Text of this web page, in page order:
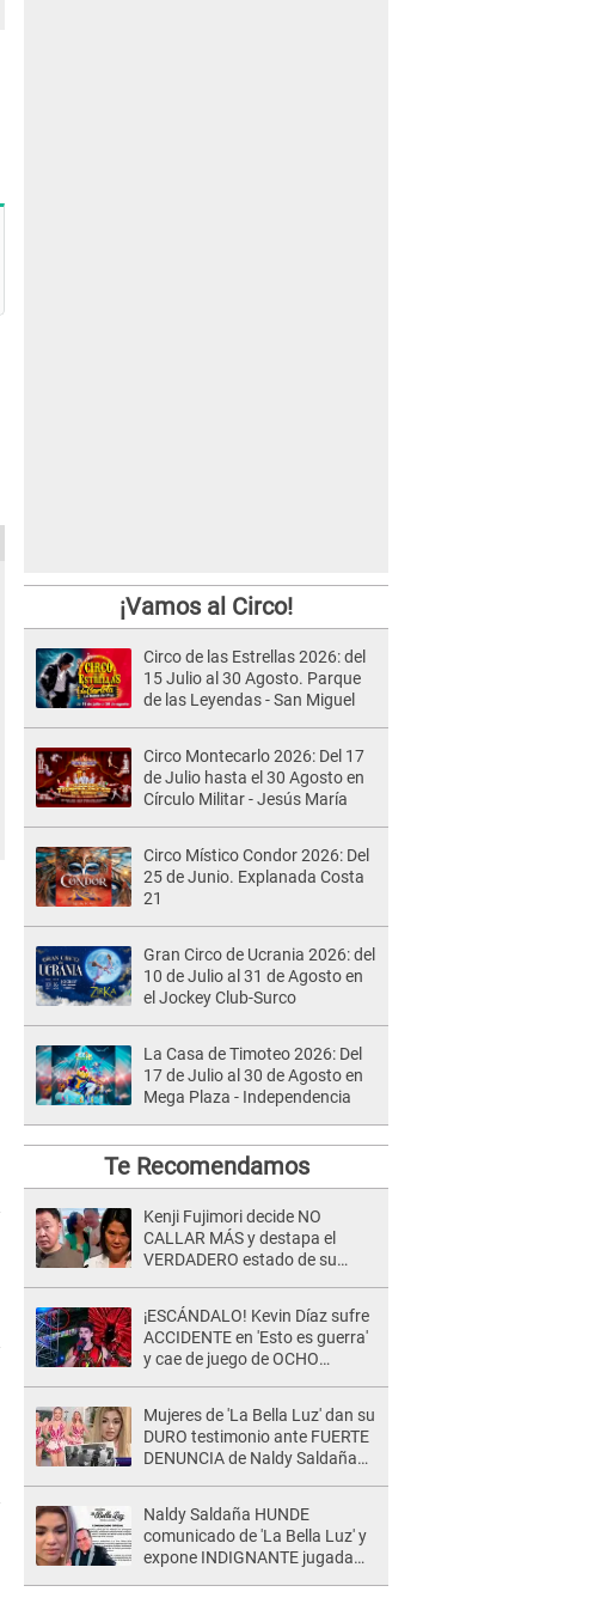
¡Vamos al Circo!
Circo de las Estrellas 2026: del
15 Julio al 30 Agosto. Parque
de las Leyendas - San Miguel
Circo Montecarlo 2026: Del 17
de Julio hasta el 30 Agosto en
Círculo Militar - Jesús María
Circo Místico Condor 2026: Del
25 de Junio. Explanada Costa
21
Gran Circo de Ucrania 2026: del
10 de Julio al 31 de Agosto en
el Jockey Club-Surco
La Casa de Timoteo 2026: Del
17 de Julio al 30 de Agosto en
Mega Plaza - Independencia
Te Recomendamos
Kenji Fujimori decide NO
CALLAR MÁS y destapa el
VERDADERO estado de su
Fujimori: "Mi familia es Érika, mi
suegra..."
¡ESCÁNDALO! Kevin Díaz sufre
ACCIDENTE en 'Esto es guerra'
y cae de juego de OCHO
Mujeres de 'La Bella Luz' dan su
DURO testimonio ante FUERTE
DENUNCIA de Naldy Saldaña
Naldy Saldaña HUNDE
comunicado de 'La Bella Luz' y
expone INDIGNANTE jugada